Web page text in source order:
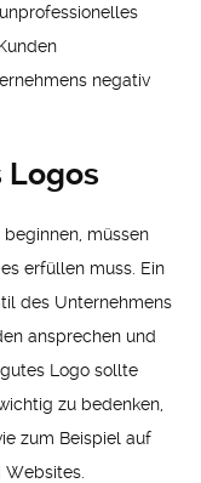
negativ
Logos
müssen
erfüllen muss. Ein
des Unternehmens
ansprechen und
Logo sollte
zu bedenken,
zum Beispiel auf